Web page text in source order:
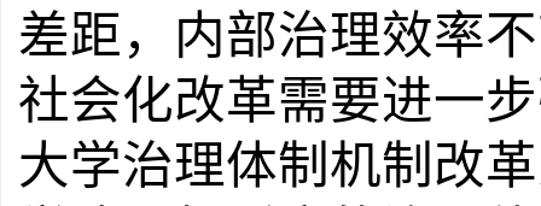
差距，内部治理效率
社会化改革需要进一
大学治理体制机制改